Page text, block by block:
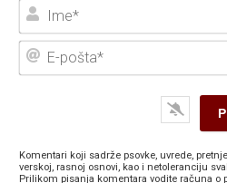
Komentari koji sadrže psovke, uvrede,
verskoj, rasnoj osnovi, kao i netoleranciju
Prilikom pisanja komentara vodite računa